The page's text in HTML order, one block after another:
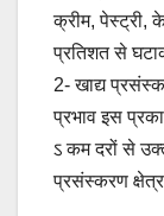
क्रीम, पेस्ट्री,
प्रतिशत से
2- खाद्य
प्रभाव इस
ऽ कम दरों से
प्रसंस्करण क्षेत्र